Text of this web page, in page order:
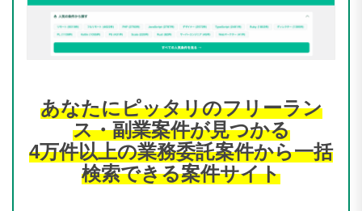
あなたにピッタリのフリーラン
ス・副業案件が見つかる
4万件以上の業務委託案件から一括
検索できる案件サイト